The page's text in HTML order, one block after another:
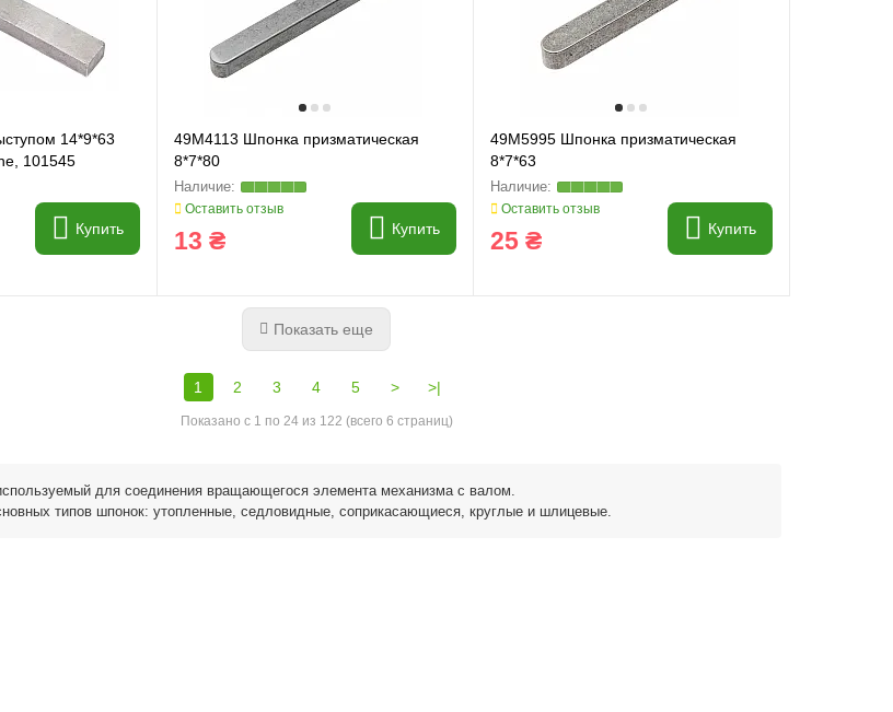
14*9*63
101545
Купить
49M4113 Шпонка призматическая
8*7*80
Оставить отзыв
13 ₴ Купить
49M5995 Шпонка призматическая
8*7*63
Оставить отзыв
25 ₴ Купить
Показать еще
1 2 3 4 5 > >|
Показано с 1 по 24 из 122 (всего 6 страниц)
для соединения вращающегося элемента механизма с валом.
типов шпонок: утопленные, седловидные, соприкасающиеся, круглые и шлицевые.